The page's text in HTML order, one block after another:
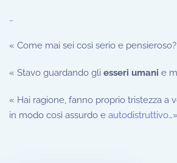
…
« Come mai sei così serio e
« Stavo guardando gli esseri umani e
« Hai ragione, fanno proprio tristezza a
in modo così assurdo e autodistruttivo…»